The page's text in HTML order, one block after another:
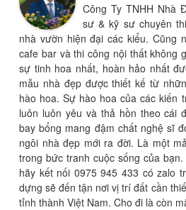
Công Ty TNHH Nhà
sư & kỹ sư chuyên
nhà vườn hiện đại các kiểu. Cũng
cafe bar và thi công nội thất không
sự tinh hoa nhất, hoàn hảo nhất
mẫu nhà đẹp được thiết kế từ
hào hoa. Sự hào hoa của các kiến
luôn luôn yêu và thả hồn theo cái
bay bổng mang đậm chất nghệ sĩ
ngôi nhà đẹp mới ra đời. Là một
trong bức tranh cuộc sống của
hãy kết nối 0975 945 433 có zalo
dựng sẽ đến tận nơi vị trí đất cần
tỉnh thành Việt Nam. Cho đi là còn